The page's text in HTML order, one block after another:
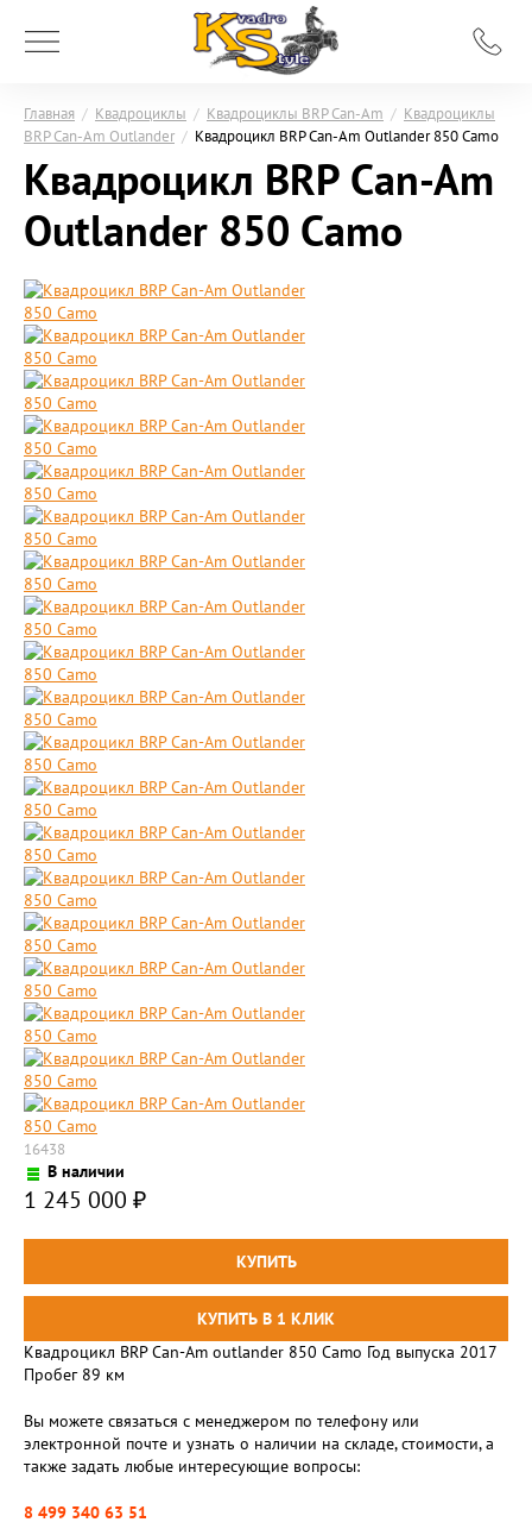
Главная / Квадроциклы / Квадроциклы BRP Can-Am / Квадроциклы
BRP Can-Am Outlander / Квадроцикл BRP Can-Am Outlander 850 Camo
Квадроцикл BRP Can-Am
Outlander 850 Camo
16438
В наличии
1 245 000 ₽
Квадроцикл BRP Can-Am outlander 850 Camo Год выпуска 2017
Пробег 89 км
Вы можете связаться с менеджером по телефону или
электронной почте и узнать о наличии на складе, стоимости, а
также задать любые интересующие вопросы:
8 499 340 63 51